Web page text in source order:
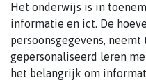
Het onderwijs is in
informatie en ict. De
persoonsgegevens,
gepersonaliseerd leren
het belangrijk om